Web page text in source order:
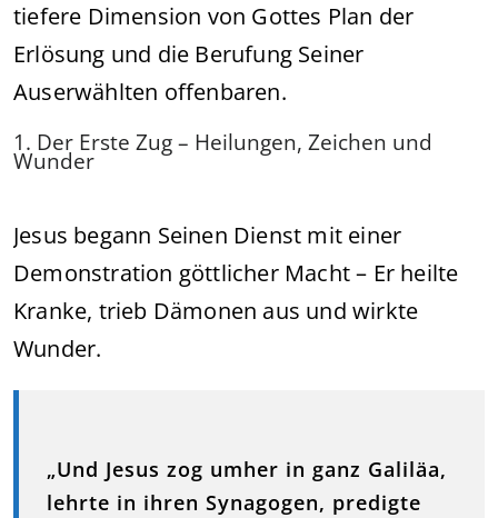
tiefere Dimension von Gottes Plan der
Erlösung und die Berufung Seiner
Auserwählten offenbaren.
1. Der Erste Zug – Heilungen, Zeichen und
Wunder
Jesus begann Seinen Dienst mit einer
Demonstration göttlicher Macht – Er heilte
Kranke, trieb Dämonen aus und wirkte
Wunder.
„Und Jesus zog umher in ganz Galiläa,
lehrte in ihren Synagogen, predigte